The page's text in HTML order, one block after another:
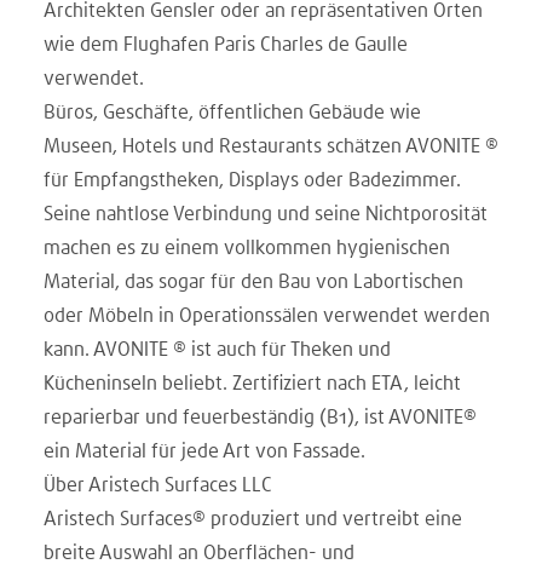
Architekten Gensler oder an repräsentativen Orten
wie dem Flughafen Paris Charles de Gaulle
verwendet.
Büros, Geschäfte, öffentlichen Gebäude wie
Museen, Hotels und Restaurants schätzen AVONITE ®
für Empfangstheken, Displays oder Badezimmer.
Seine nahtlose Verbindung und seine Nichtporosität
machen es zu einem vollkommen hygienischen
Material, das sogar für den Bau von Labortischen
oder Möbeln in Operationssälen verwendet werden
kann. AVONITE ® ist auch für Theken und
Kücheninseln beliebt. Zertifiziert nach ETA, leicht
reparierbar und feuerbeständig (B1), ist AVONITE®
ein Material für jede Art von Fassade.
Über Aristech Surfaces LLC
Aristech Surfaces® produziert und vertreibt eine
breite Auswahl an Oberflächen- und